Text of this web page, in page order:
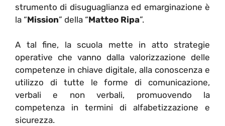
strumento di disuguaglianza ed emarginazione è
la “Mission” della “Matteo Ripa”.
A tal fine, la scuola mette in atto strategie
operative che vanno dalla valorizzazione delle
competenze in chiave digitale, alla conoscenza e
utilizzo di tutte le forme di comunicazione,
verbali e non verbali, promuovendo la
competenza in termini di alfabetizzazione e
sicurezza.